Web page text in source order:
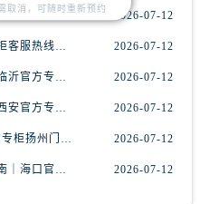
2026年7月宝玑杭州官方专柜指南｜最新门店信息+专属客服热线，建议收藏！ 2026-07-12
2026年7月宝玑长春官方专柜客服热线公告｜门店服务信息+客户电话全攻略 2026-07-12
2026年7月重磅声明｜宝玑临沂官方专柜服务信息更新，客服热线优先公布 2026-07-12
2026年7月最新整理｜宝玑西安官方专柜服务电话与客户服务指南，建议收藏 2026-07-12
权威核验！2026年宝玑官方专柜扬州门店信息公示，附官方客服热线 2026-07-12
2026年7月宝玑专柜服务指南｜海口官方专柜名录与客服热线全攻略 2026-07-12
取消，可随时重新预约